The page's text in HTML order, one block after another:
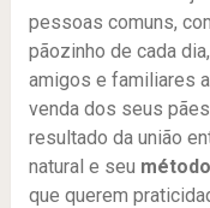
pessoas comuns,
pãozinho de cada
amigos e familiares
venda dos seus
resultado da união
natural e seu
que querem